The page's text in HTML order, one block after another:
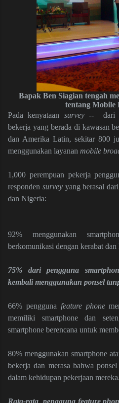
Bapak Ben Siagian tengah
tentang Mobile
Pada kenyataan survey--
dari
bekerja yang berada di kawasan
dan Amerika Latin, sekitar 800
menggunakan layanan mobile
1,000 perempuan pekerja
responden surveyyang berasal
dan Nigeria:
92% menggunakan
berkomunikasi dengan kerabat dan
75% dari pengguna
kembali menggunakan ponsel
66% pengguna feature phone
memiliki smartphone dan
smartphone berencana untuk
80% menggunakan smartphone
bekerja dan merasa bahwa
dalam kehidupan pekerjaan mereka.
Rata-rata pengguna feature